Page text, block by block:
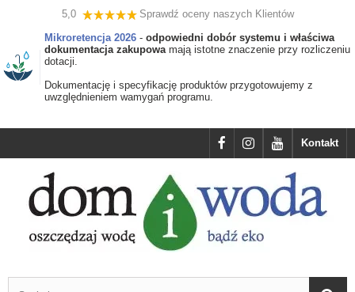
5,0
Sprawdź oceny naszych Klientów
Mikroretencja 2026 - odpowiedni dobór systemu i właściwa
dokumentacja zakupowamają istotne znaczenie przy rozliczeniu
dotacji.
Dokumentację i specyfikację produktów przygotowujemy z
uwzględnieniem wamygań programu.
Kontakt